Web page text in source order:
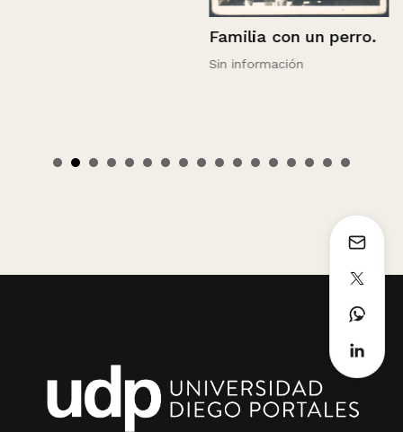
Familia con un perro.
Sin información